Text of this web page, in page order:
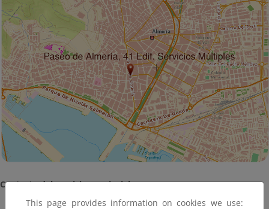
Contacto del servicio provincial:
This page provides information on cookies we use: